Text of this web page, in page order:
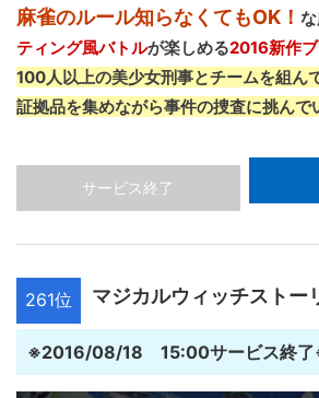
麻雀のルール知らなくてもOK！
ティング風バトルが楽しめる2016新作
100人以上の美少女刑事とチームを組んで
証拠品を集めながら事件の捜査に挑んで
サービス終了
261位 マジカルウィッチストー
※2016/08/18 15:00サービス終